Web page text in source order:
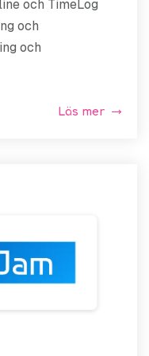
och TimeLog
och
och
Läs mer